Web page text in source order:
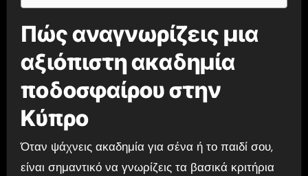
Πώς αναγνωρίζεις μια
αξιόπιστη ακαδημία
ποδοσφαίρου στην
Κύπρο
Όταν ψάχνεις ακαδημία για σένα ή το παιδί σου,
είναι σημαντικό να γνωρίζεις τα βασικά κριτήρια